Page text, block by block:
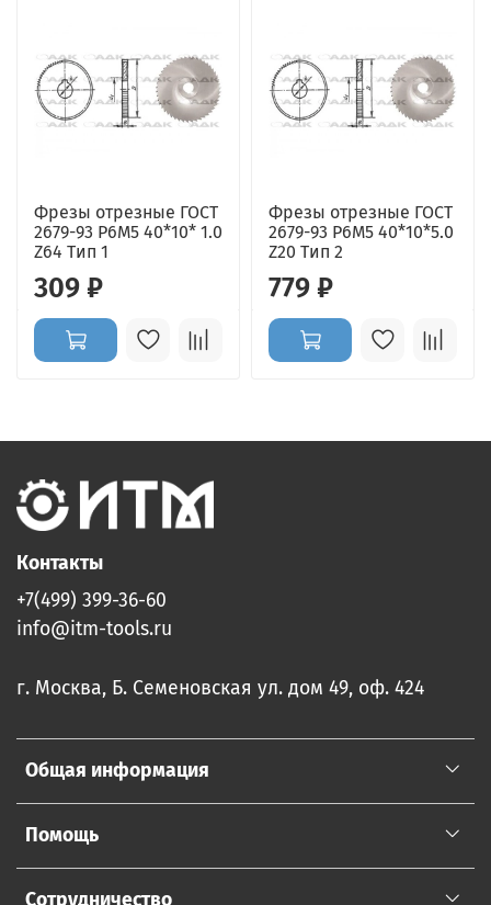
Фрезы отрезные ГОСТ
2679-93 Р6М5 40*10* 1.0
Z64 Тип 1
309 ₽
Фрезы отрезные ГОСТ
2679-93 Р6М5 40*10*5.0
Z20 Тип 2
779 ₽
Общая информация
Помощь
Сотрудничество
Контакты
+7(499) 399-36-60
info@itm-tools.ru
г. Москва, Б. Семеновская ул. дом 49, оф. 424